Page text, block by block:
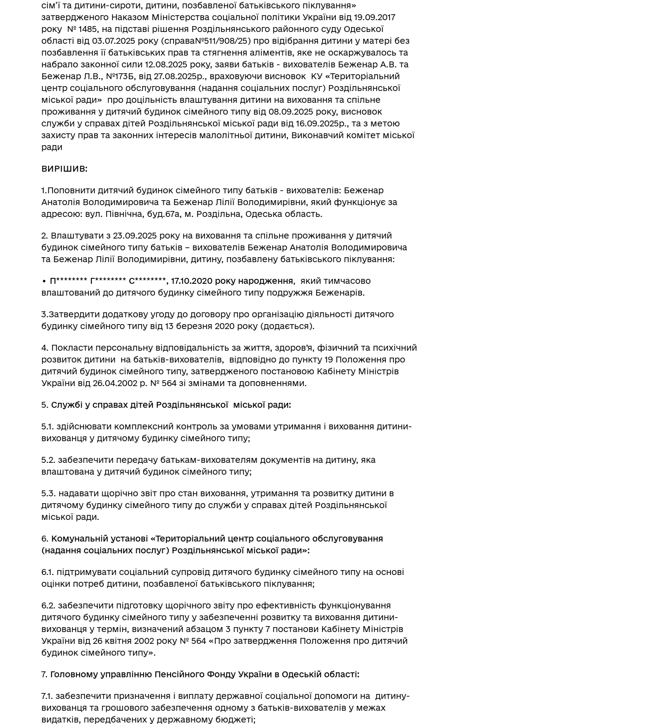
сім’ї та дитини-сироти, дитини, позбавленої батьківського піклування»
затвердженого Наказом Міністерства соціальної політики України від 19.09.2017
року № 1485, на підставі рішення Роздільнянського районного суду Одеської
області від 03.07.2025 року (справа№511/908/25) про відібрання дитини у матері без
позбавлення її батьківських прав та стягнення аліментів, яке не оскаржувалось та
набрало законної сили 12.08.2025 року, заяви батьків - вихователів Беженар А.В. та
Беженар Л.В., №173Б, від 27.08.2025р., враховуючи висновок КУ «Територіальний
центр соціального обслуговування (надання соціальних послуг) Роздільнянської
міської ради» про доцільність влаштування дитини на виховання та спільне
проживання у дитячий будинок сімейного типу від 08.09.2025 року, висновок
служби у справах дітей Роздільнянської міської ради від 16.09.2025р., та з метою
захисту прав та законних інтересів малолітньої дитини, Виконавчий комітет міської
ради
ВИРІШИВ:
1.Поповнити дитячий будинок сімейного типу батьків - вихователів: Беженар
Анатолія Володимировича та Беженар Лілії Володимирівни, який функціонує за
адресою: вул. Північна, буд.67а, м. Роздільна, Одеська область.
2. Влаштувати з 23.09.2025 року на виховання та спільне проживання у дитячий
будинок сімейного типу батьків – вихователів Беженар Анатолія Володимировича
та Беженар Лілії Володимирівни, дитину, позбавлену батьківського піклування:
• П******** Г******** С********, 17.10.2020 року народження,
який тимчасово
влаштований до дитячого будинку сімейного типу подружжя Беженарів.
3.Затвердити додаткову угоду до договору про організацію діяльності дитячого
будинку сімейного типу від 13 березня 2020 року (додається).
4. Покласти персональну відповідальність за життя, здоров’я, фізичний та психічний
розвиток дитини на батьків-вихователів, відповідно до пункту 19 Положення про
дитячий будинок сімейного типу, затвердженого постановою Кабінету Міністрів
України від 26.04.2002 р. № 564 зі змінами та доповненнями.
5. Службі у справах дітей Роздільнянської міської ради:
5.1. здійснювати комплексний контроль за умовами утримання і виховання дитини-
вихованця у дитячому будинку сімейного типу;
5.2. забезпечити передачу батькам-вихователям документів на дитину, яка
влаштована у дитячий будинок сімейного типу;
5.3. надавати щорічно звіт про стан виховання, утримання та розвитку дитини в
дитячому будинку сімейного типу до служби у справах дітей Роздільнянської
міської ради.
6. Комунальній установі «Територіальний центр соціального обслуговування
(надання соціальних послуг) Роздільнянської міської ради»:
6.1. підтримувати соціальний супровід дитячого будинку сімейного типу на основі
оцінки потреб дитини, позбавленої батьківського піклування;
6.2. забезпечити підготовку щорічного звіту про ефективність функціонування
дитячого будинку сімейного типу у забезпеченні розвитку та виховання дитини-
вихованця у термін, визначений абзацом 3 пункту 7 постанови Кабінету Міністрів
України від 26 квітня 2002 року № 564 «Про затвердження Положення про дитячий
будинок сімейного типу».
7. Головному управлінню Пенсійного Фонду України в Одеській області:
7.1. забезпечити призначення і виплату державної соціальної допомоги на дитину-
вихованця та грошового забезпечення одному з батьків-вихователів у межах
видатків, передбачених у державному бюджеті;